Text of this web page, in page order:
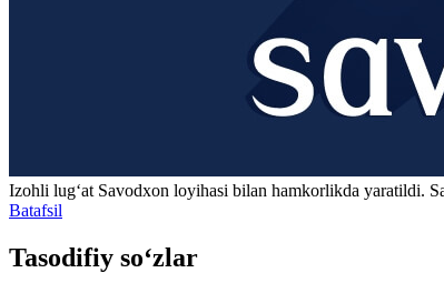
Izohli lugʻat Savodxon loyihasi bilan hamkorlikda yaratildi.
Batafsil
Tasodifiy so‘zlar